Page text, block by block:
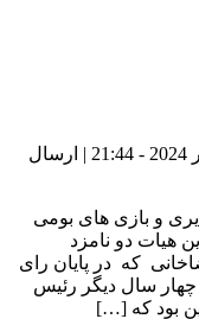
شناسه خبر : 836 | تاریخ انتشار : 19 سپتامبر 2024 - 21:44 | ارسال
و بازی های بومی
هیات دو نامزد
که در پایان رای
چهار سال دیگر رئیس
بود که […]